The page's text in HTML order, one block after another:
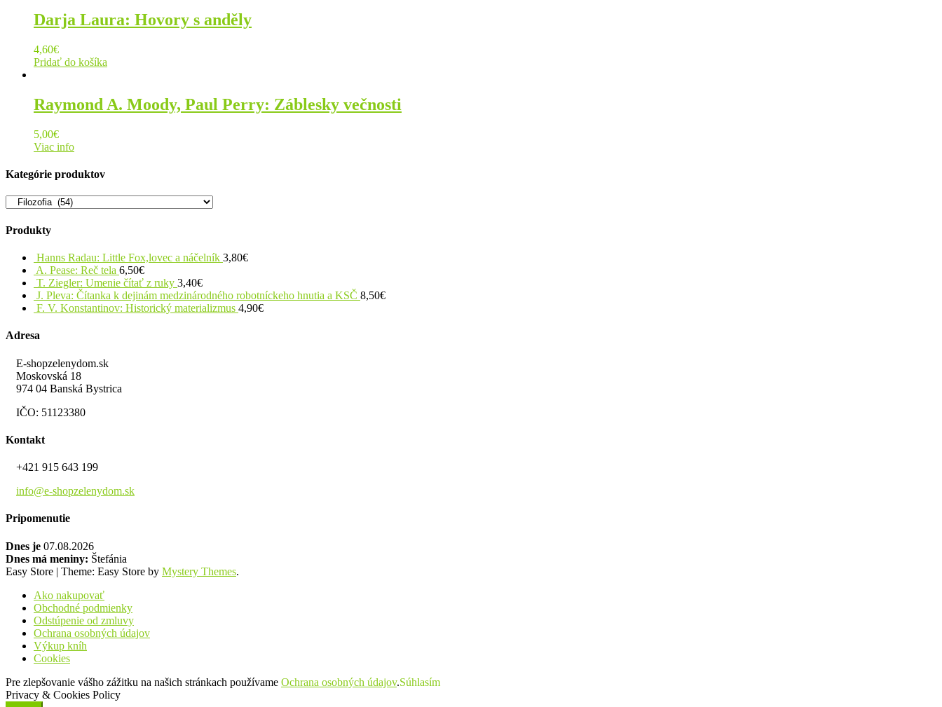
Darja Laura: Hovory s anděly
4,60€
Pridať do košíka
Raymond A. Moody, Paul Perry: Záblesky večnosti
5,00€
Viac info
Kategórie produktov
Produkty
Hanns Radau: Little Fox,lovec a náčelník 3,80€
A. Pease: Reč tela 6,50€
T. Ziegler: Umenie čítať z ruky 3,40€
J. Pleva: Čítanka k dejinám medzinárodného robotníckeho hnutia a KSČ 8,50€
F. V. Konstantinov: Historický materializmus 4,90€
Adresa
E-shopzelenydom.sk
Moskovská 18
974 04 Banská Bystrica
IČO: 51123380
Kontakt
+421 915 643 199
info@e-shopzelenydom.sk
Pripomenutie
Dnes je 07.08.2026
Dnes má meniny: Štefánia
Easy Store | Theme: Easy Store by Mystery Themes.
Ako nakupovať
Obchodné podmienky
Odstúpenie od zmluvy
Ochrana osobných údajov
Výkup kníh
Cookies
Pre zlepšovanie vášho zážitku na našich stránkach používame Ochrana osobných údajov.Súhlasím
Privacy & Cookies Policy